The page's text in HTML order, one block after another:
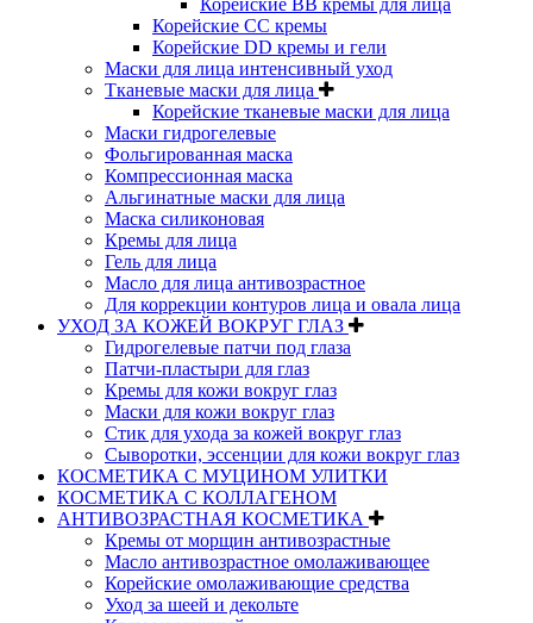
Корейские CC кремы
Корейские DD кремы и гели
Маски для лица интенсивный уход
Тканевые маски для лица
Корейские тканевые маски для лица
Маски гидрогелевые
Фольгированная маска
Компрессионная маска
Альгинатные маски для лица
Маска силиконовая
Кремы для лица
Гель для лица
Масло для лица антивозрастное
Для коррекции контуров лица и овала лица
УХОД ЗА КОЖЕЙ ВОКРУГ ГЛАЗ
Гидрогелевые патчи под глаза
Патчи-пластыри для глаз
Кремы для кожи вокруг глаз
Маски для кожи вокруг глаз
Стик для ухода за кожей вокруг глаз
Сыворотки, эссенции для кожи вокруг глаз
КОСМЕТИКА С МУЦИНОМ УЛИТКИ
КОСМЕТИКА С КОЛЛАГЕНОМ
АНТИВОЗРАСТНАЯ КОСМЕТИКА
Кремы от морщин антивозрастные
Масло антивозрастное омолаживающее
Корейские омолаживающие средства
Уход за шеей и декольте